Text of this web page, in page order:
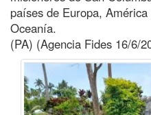
países de Europa,
Oceanía.
(PA) (Agencia Fides 16/6/